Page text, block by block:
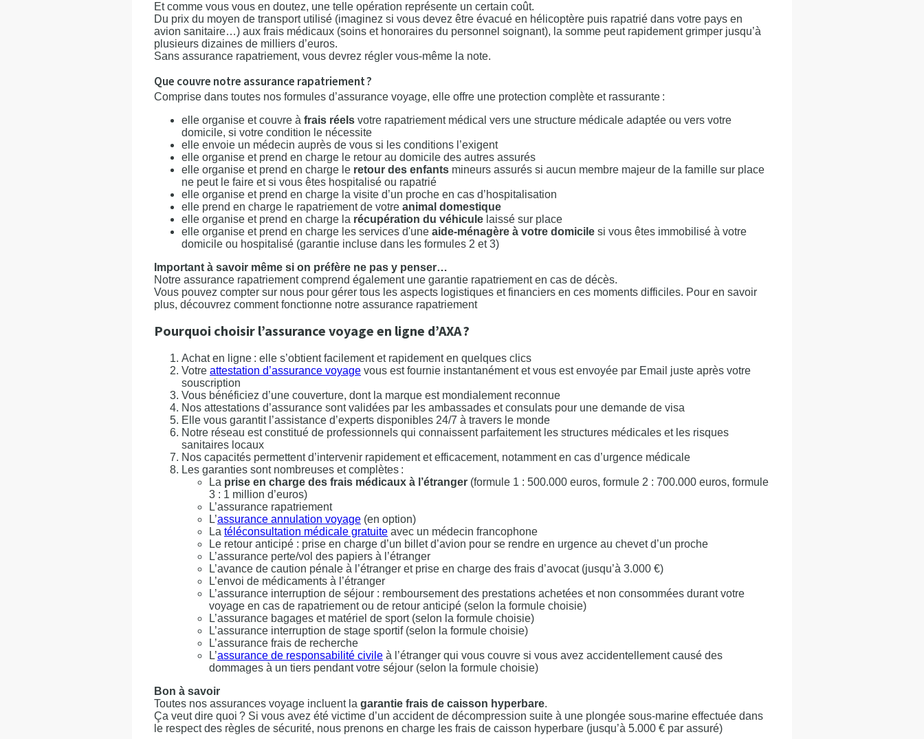
Et comme vous vous en doutez, une telle opération représente un certain coût.
Du prix du moyen de transport utilisé (imaginez si vous devez être évacué en hélicoptère puis rapatrié dans votre pays en
avion sanitaire…) aux frais médicaux (soins et honoraires du personnel soignant), la somme peut rapidement grimper jusqu’à
plusieurs dizaines de milliers d’euros.
Sans assurance rapatriement, vous devrez régler vous-même la note.
Que couvre notre assurance rapatriement ?
Comprise dans toutes nos formules d’assurance voyage, elle offre une protection complète et rassurante :
elle organise et couvre à frais réels votre rapatriement médical vers une structure médicale adaptée ou vers votre
domicile, si votre condition le nécessite
elle envoie un médecin auprès de vous si les conditions l’exigent
elle organise et prend en charge le retour au domicile des autres assurés
elle organise et prend en charge le retour des enfants mineurs assurés si aucun membre majeur de la famille sur place
ne peut le faire et si vous êtes hospitalisé ou rapatrié
elle organise et prend en charge la visite d’un proche en cas d’hospitalisation
elle prend en charge le rapatriement de votre animal domestique
elle organise et prend en charge la récupération du véhicule laissé sur place
elle organise et prend en charge les services d'une aide-ménagère à votre domicile si vous êtes immobilisé à votre
domicile ou hospitalisé (garantie incluse dans les formules 2 et 3)
Important à savoir même si on préfère ne pas y penser…
Notre assurance rapatriement comprend également une garantie rapatriement en cas de décès.
Vous pouvez compter sur nous pour gérer tous les aspects logistiques et financiers en ces moments difficiles. Pour en savoir
plus, découvrez comment fonctionne notre assurance rapatriement
Pourquoi choisir l’assurance voyage en ligne d’AXA ?
Achat en ligne : elle s’obtient facilement et rapidement en quelques clics
Votre attestation d’assurance voyage vous est fournie instantanément et vous est envoyée par Email juste après votre
souscription
Vous bénéficiez d’une couverture, dont la marque est mondialement reconnue
Nos attestations d’assurance sont validées par les ambassades et consulats pour une demande de visa
Elle vous garantit l’assistance d’experts disponibles 24/7 à travers le monde
Notre réseau est constitué de professionnels qui connaissent parfaitement les structures médicales et les risques
sanitaires locaux
Nos capacités permettent d’intervenir rapidement et efficacement, notamment en cas d’urgence médicale
Les garanties sont nombreuses et complètes :
La prise en charge des frais médicaux à l’étranger (formule 1 : 500.000 euros, formule 2 : 700.000 euros, formule
3 : 1 million d’euros)
L’assurance rapatriement
L’assurance annulation voyage (en option)
La téléconsultation médicale gratuite avec un médecin francophone
Le retour anticipé : prise en charge d’un billet d’avion pour se rendre en urgence au chevet d’un proche
L’assurance perte/vol des papiers à l’étranger
L’avance de caution pénale à l’étranger et prise en charge des frais d’avocat (jusqu’à 3.000 €)
L’envoi de médicaments à l’étranger
L’assurance interruption de séjour : remboursement des prestations achetées et non consommées durant votre
voyage en cas de rapatriement ou de retour anticipé (selon la formule choisie)
L’assurance bagages et matériel de sport (selon la formule choisie)
L’assurance interruption de stage sportif (selon la formule choisie)
L’assurance frais de recherche
L’assurance de responsabilité civile à l’étranger qui vous couvre si vous avez accidentellement causé des
dommages à un tiers pendant votre séjour (selon la formule choisie)
Bon à savoir
Toutes nos assurances voyage incluent la garantie frais de caisson hyperbare.
Ça veut dire quoi ? Si vous avez été victime d’un accident de décompression suite à une plongée sous-marine effectuée dans
le respect des règles de sécurité, nous prenons en charge les frais de caisson hyperbare (jusqu’à 5.000 € par assuré)